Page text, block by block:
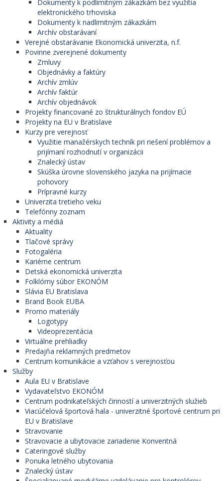
Dokumenty k podlimitným zákazkám bez využitia
elektronického trhoviska
Dokumenty k nadlimitným zákazkám
Archív obstarávaní
Verejné obstarávanie Ekonomická univerzita, n.f.
Povinne zverejnené dokumenty
Zmluvy
Objednávky a faktúry
Archív zmlúv
Archív faktúr
Archív objednávok
Projekty financované zo štrukturálnych fondov EÚ
Projekty na EU v Bratislave
Kurzy pre verejnosť
Využitie manažérskych techník pri riešení problémov a
prijímaní rozhodnutí v organizácii
Znalecký ústav
Skúška úrovne slovenského jazyka na prijímacie
pohovory
Prípravné kurzy
Univerzita tretieho veku
Telefónny zoznam
Aktivity a médiá
Aktuality
Tlačové správy
Fotogaléria
Kariérne centrum
Detská ekonomická univerzita
Folklórny súbor EKONÓM
Slávia EU Bratislava
Brand Book EUBA
Promo materiály
Logotypy
Videoprezentácia
Virtuálne prehliadky
Predajňa reklamných predmetov
Centrum komunikácie a vzťahov s verejnosťou
Služby
Aula EU v Bratislave
Vydavateľstvo EKONÓM
Centrum podnikateľských činností a univerzitných služieb
Viacúčelová športová hala - univerzitné športové centrum pri
EU v Bratislave
Stravovanie
Stravovacie a ubytovacie zariadenie Konventná
Cateringové služby
Ponuka letného ubytovania
Znalecký ústav